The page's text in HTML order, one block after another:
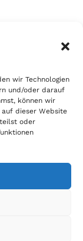
wir Technologien
und/oder darauf
können wir
dieser Website
oder
sind wie
Händlerbund
|Cookie